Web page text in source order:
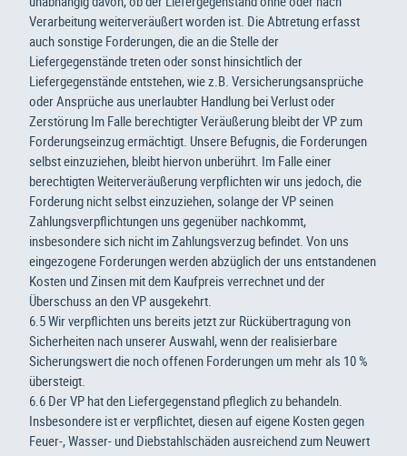
Verarbeitung weiterveräußert worden ist. Die Abtretung erfasst
auch sonstige Forderungen, die an die Stelle der
Liefergegenstände treten oder sonst hinsichtlich der
Liefergegenstände entstehen, wie z.B. Versicherungsansprüche
oder Ansprüche aus unerlaubter Handlung bei Verlust oder
Zerstörung Im Falle berechtigter Veräußerung bleibt der VP zum
Forderungseinzug ermächtigt. Unsere Befugnis, die Forderungen
selbst einzuziehen, bleibt hiervon unberührt. Im Falle einer
berechtigten Weiterveräußerung verpflichten wir uns jedoch, die
Forderung nicht selbst einzuziehen, solange der VP seinen
Zahlungsverpflichtungen uns gegenüber nachkommt,
insbesondere sich nicht im Zahlungsverzug befindet. Von uns
eingezogene Forderungen werden abzüglich der uns entstandenen
Kosten und Zinsen mit dem Kaufpreis verrechnet und der
Überschuss an den VP ausgekehrt.
6.5 Wir verpflichten uns bereits jetzt zur Rückübertragung von
Sicherheiten nach unserer Auswahl, wenn der realisierbare
Sicherungswert die noch offenen Forderungen um mehr als 10 %
übersteigt.
6.6 Der VP hat den Liefergegenstand pfleglich zu behandeln.
Insbesondere ist er verpflichtet, diesen auf eigene Kosten gegen
Feuer-, Wasser- und Diebstahlschäden ausreichend zum Neuwert